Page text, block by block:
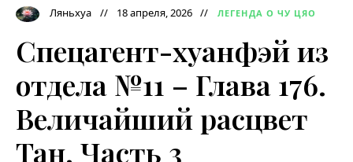
Ляньхуа 18 апреля, 2026 ЛЕГЕНДА О ЧУ ЦЯО
Спецагент-хуанфэй из
отдела №11 – Глава 176.
Величайший расцвет
Тан. Часть 3